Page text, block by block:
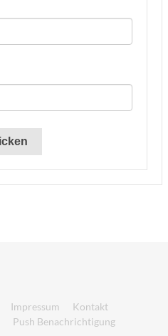
Impressum
Kontakt
Push Benachrichtigung